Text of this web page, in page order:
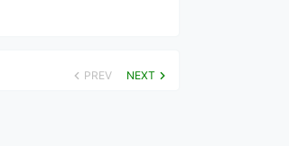
PREV NEXT